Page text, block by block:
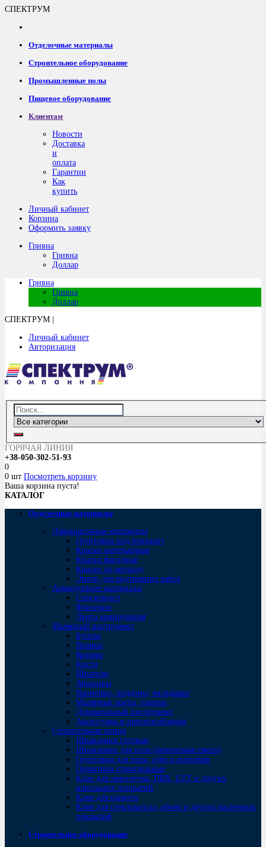
СПЕКТРУМ
Отделочные материалы
Строительное оборудование
Промышленные полы
Пищевое оборудование
Клиентам
Новости
Доставка
и
оплата
Гарантии
Как
купить
Личный кабинет
Корзина
Оформить заявку
Гривна
Гривна
Доллар
Гривна
Гривна
Доллар
СПЕКТРУМ
Личный кабинет
Авторизация
ГОРЯЧАЯ ЛИНИЯ
+38-050-302-51-93
0
0 шт Посмотреть корзину
Ваша корзина пуста!
КАТАЛОГ
Отделочные материалы
Лакокрасочные материалы
Грунтовки под покраску
Краски интерьерные
Краски фасадные
Краски по металлу
Эмали для внутренних работ
Армирующие материалы
Стеклохолст
Флизелин
Лента армирующая
Малярный инструмент
Бугели
Валики
Кельмы
Кисти
Шпатели
Абразивы
Ванночки, поддоны, вкладыши
Малярные ленты, пленки
Декоративный инструмент
Аксессуары и приспособления
Строительная химия
Шпаклевки готовые
Шпаклевки для пола (ремонтные смеси)
Грунтовки для пола, стен и потолков
Герметики строительные
Клеи для линолеума, ПВХ, LVT и других
напольных покрытий
Клеи для паркета
Клеи для стеклохолста, обоев и других настенных
покрытий
Строительное оборудование